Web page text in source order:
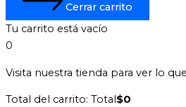
Cerrar carrito
Tu carrito está vacío
0
Visita nuestra tienda para ver lo
Total del carrito: Total$0